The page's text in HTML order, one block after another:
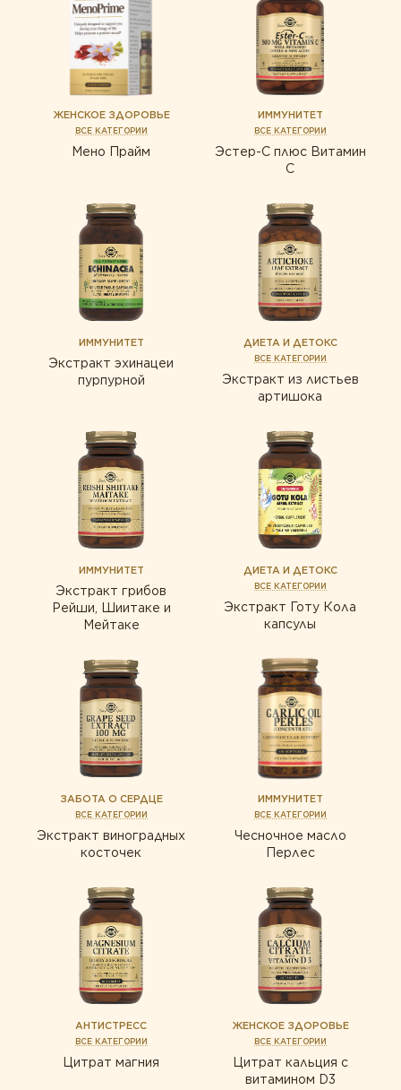
ЖЕНСКОЕ ЗДОРОВЬЕ
ВСЕ КАТЕГОРИИ
Мено Прайм
ИММУНИТЕТ
ВСЕ КАТЕГОРИИ
Эстер-С плюс Витамин
С
ИММУНИТЕТ
Экстракт эхинацеи
пурпурной
ДИЕТА И ДЕТОКС
ВСЕ КАТЕГОРИИ
Экстракт из листьев
артишока
ИММУНИТЕТ
Экстракт грибов
Рейши, Шиитаке и
Мейтаке
ДИЕТА И ДЕТОКС
ВСЕ КАТЕГОРИИ
Экстракт Готу Кола
капсулы
ЗАБОТА О СЕРДЦЕ
ВСЕ КАТЕГОРИИ
Экстракт виноградных
косточек
ИММУНИТЕТ
ВСЕ КАТЕГОРИИ
Чесночное масло
Перлес
АНТИСТРЕСС
ВСЕ КАТЕГОРИИ
Цитрат магния
ЖЕНСКОЕ ЗДОРОВЬЕ
ВСЕ КАТЕГОРИИ
Цитрат кальция с
витамином D3